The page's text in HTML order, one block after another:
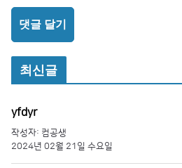
최신글
yfdyr
작성자: 컴공생
2024년 02월 21일 수요일